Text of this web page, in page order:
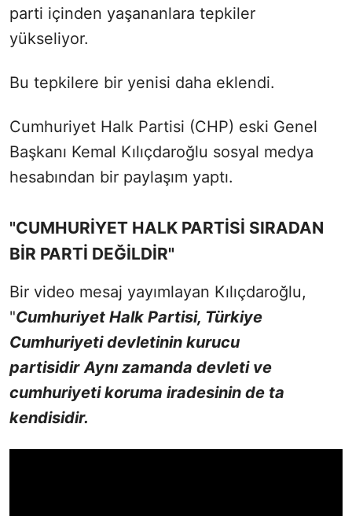
parti içinden yaşananlara tepkiler
yükseliyor.
Bu tepkilere bir yenisi daha eklendi.
Cumhuriyet Halk Partisi (CHP) eski Genel
Başkanı Kemal Kılıçdaroğlu sosyal medya
hesabından bir paylaşım yaptı.
"CUMHURİYET HALK PARTİSİ SIRADAN
BİR PARTİ DEĞİLDİR"
Bir video mesaj yayımlayan Kılıçdaroğlu,
"Cumhuriyet Halk Partisi, Türkiye
Cumhuriyeti devletinin kurucu
partisidir Aynı zamanda devleti ve
cumhuriyeti koruma iradesinin de ta
kendisidir.